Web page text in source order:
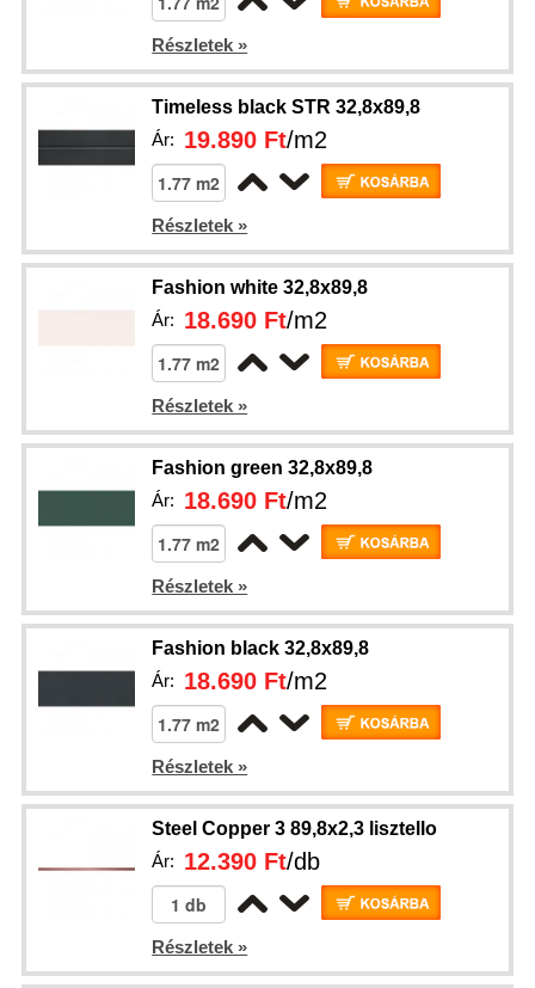
Részletek »
Timeless black STR 32,8x89,8
Ár: 19.890 Ft/m2
Részletek »
Fashion white 32,8x89,8
Ár: 18.690 Ft/m2
Részletek »
Fashion green 32,8x89,8
Ár: 18.690 Ft/m2
Részletek »
Fashion black 32,8x89,8
Ár: 18.690 Ft/m2
Részletek »
Steel Copper 3 89,8x2,3 lisztello
Ár: 12.390 Ft/db
Részletek »